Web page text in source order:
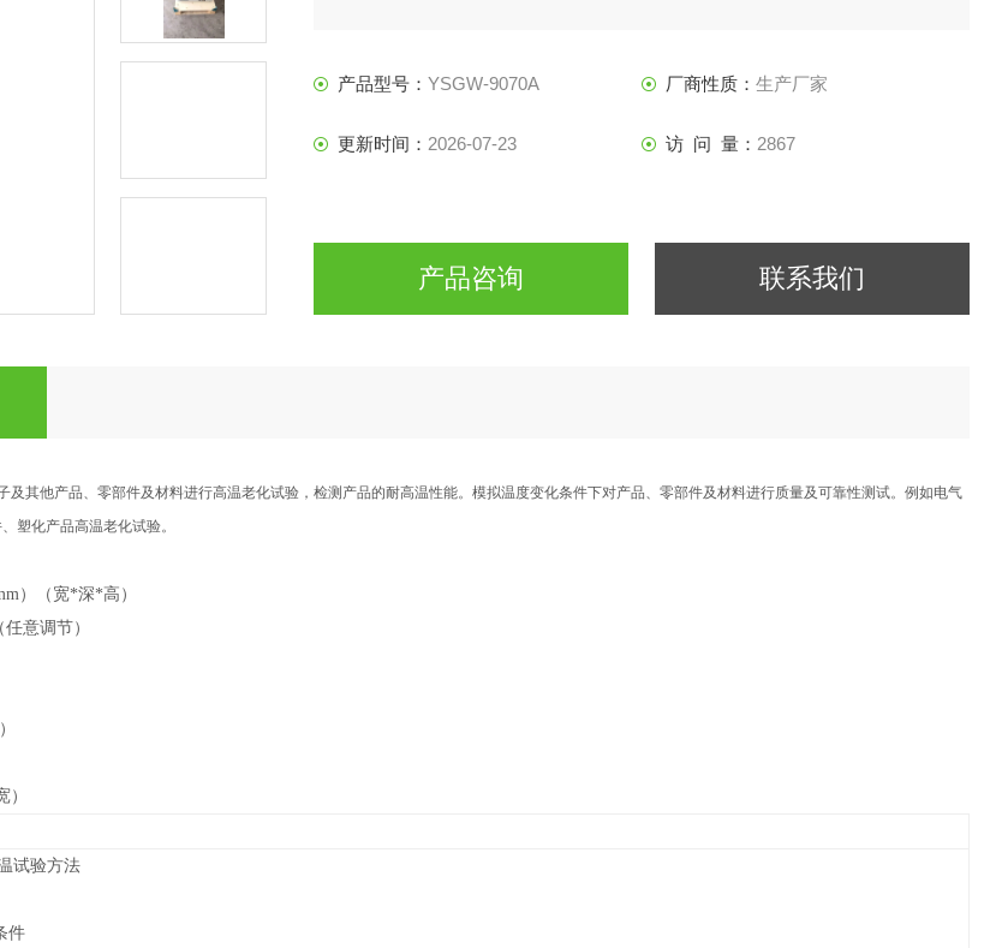
产品型号： YSGW-9070A 厂商性质： 生产厂家
更新时间： 2026-07-23 访 问 量： 2867
产品咨询 联系我们
及其他产品、零部件及材料进行高温老化试验，检测产品的耐高温性能。模拟温度变化条件下对产品、零部件及材料进行质量及可靠性测试。例如电气
塑化产品高温老化试验。
）（宽*深*高）
意调节）
试验方法
件